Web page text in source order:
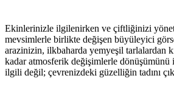
Ekinlerinizle ilgilenirken ve çiftliğinizi
mevsimlerle birlikte değişen büyüleyici
arazinizin, ilkbaharda yemyeşil tarlalardan
kadar atmosferik değişimlerle dönüşümünü
ilgili değil; çevrenizdeki güzelliğin tadını